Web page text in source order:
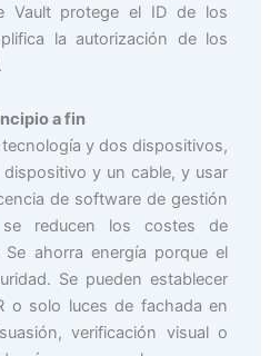
Vault protege el ID de los
la autorización de los
a fin
y dos dispositivos,
y un cable, y usar
de software de gestión
reducen los costes de
ahorra energía porque el
Se pueden establecer
o solo luces de fachada en
verificación visual o